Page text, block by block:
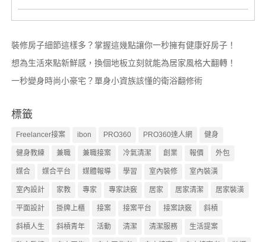
裝修房子細節這樣多？掌握這幾點讓你一秒擁有健康好房子！
想為生活來點新鮮感，換個地板立刻就能為居家風格大翻轉！
一秒變身時尚小豪宅？單身小資族該懂的衛浴翻修術
標籤
Freelancer接案 ibon PRO360 PRO360達人網 健身
健身教練 兼職 兼職接案 冷氣清潔 創業 報價 外包
媒合 媒合平台 媒體報導 學習 室內裝修 室內裝潢
室內設計 家教 專家 專家訣竅 居家 居家清潔 居家裝潢
平面設計 掛牌上櫃 接案 接案平台 接案訣竅 斜槓
斜槓人生 斜槓青年 活動 清潔 清潔服務 生活提案